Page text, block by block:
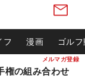
メルマガ登録
フ 漫画 ゴル
の組み合わせ